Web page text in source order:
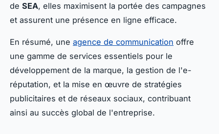
de SEA, elles maximisent la portée des campagnes
et assurent une présence en ligne efficace.
En résumé, une agence de communication offre
une gamme de services essentiels pour le
développement de la marque, la gestion de l'e-
réputation, et la mise en œuvre de stratégies
publicitaires et de réseaux sociaux, contribuant
ainsi au succès global de l'entreprise.